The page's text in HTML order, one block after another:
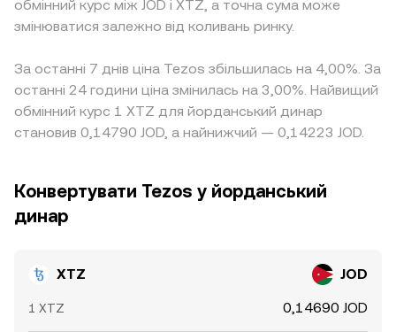
обмінний курс між JOD і XTZ, а точна сума може
змінюватися залежно від коливань ринку.
За останні 7 днів ціна Tezos збільшилась на 4,00%. За
останні 24 години ціна змінилась на 3,00%. Найвищий
обмінний курс 1 XTZ для йорданський динар
становив 0,14790 JOD, а найнижчий — 0,14223 JOD.
Конвертувати Tezos у йорданський
динар
XTZ JOD
1 XTZ 0,14690 JOD